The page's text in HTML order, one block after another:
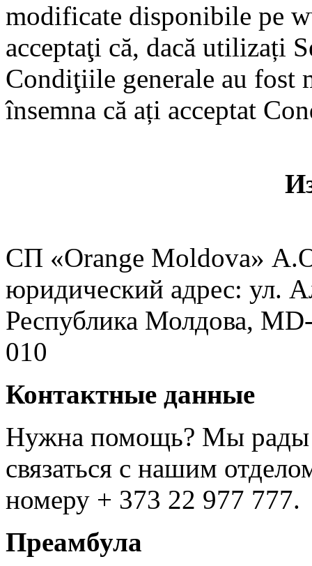
modificate disponibile pe
acceptaţi că, dacă utilizați
Condiţiile generale au fost
însemna că ați acceptat
СП «Orange Moldova»
юридический адрес: ул.
Республика Молдова,
010
Контактные данные
Нужна помощь? Мы рады
связаться с нашим
номеру + 373 22 977 777.
Преамбула